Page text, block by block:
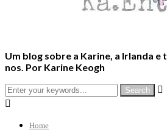
Um blog sobre a Karine, a Irlanda e
nos. Por Karine Keogh


Home